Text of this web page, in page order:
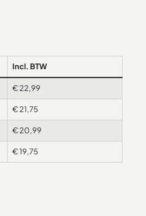
Incl. BTW
€22,99
€21,75
€20,99
€19,75